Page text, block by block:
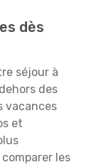
dès
séjour à
des
vacances
et
les